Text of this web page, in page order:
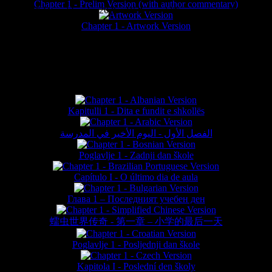
Chapter 1 - Prelim Version (with author commentary)
Chapter 1 - Artwork Version
Kapitulli 1 - Dita e fundit e shkollës
الفصل الأول - اليوم الأخير في المدرسة
Poglavlje 1 - Zadnji dan škole
Capítulo I - O último dia de aula
Глава 1 – Последният учебен ден
蠕虫世界传奇 - 第一章 – 小学的最后一天
Poglavlje 1 - Posljednji dan škole
Kapitola I - Poslední den školy
website © Daniel Lieske 2026 - Wormworld® is a registered